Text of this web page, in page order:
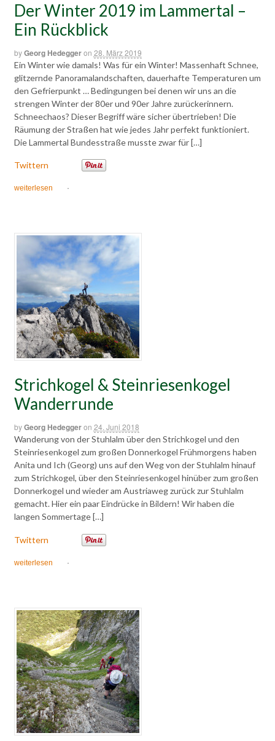
Der Winter 2019 im Lammertal –
Ein Rückblick
byGeorg Hedeggeron 28. März 2019
Ein Winter wie damals! Was für ein Winter! Massenhaft Schnee,
glitzernde Panoramalandschaften, dauerhafte Temperaturen um
den Gefrierpunkt … Bedingungen bei denen wir uns an die
strengen Winter der 80er und 90er Jahre zurückerinnern.
Schneechaos? Dieser Begriff wäre sicher übertrieben! Die
Räumung der Straßen hat wie jedes Jahr perfekt funktioniert.
Die Lammertal Bundesstraße musste zwar für […]
Twittern
weiterlesen ·
Strichkogel & Steinriesenkogel
Wanderrunde
byGeorg Hedeggeron 24. Juni 2018
Wanderung von der Stuhlalm über den Strichkogel und den
Steinriesenkogel zum großen Donnerkogel Frühmorgens haben
Anita und Ich (Georg) uns auf den Weg von der Stuhlalm hinauf
zum Strichkogel, über den Steinriesenkogel hinüber zum großen
Donnerkogel und wieder am Austriaweg zurück zur Stuhlalm
gemacht. Hier ein paar Eindrücke in Bildern! Wir haben die
langen Sommertage […]
Twittern
weiterlesen ·